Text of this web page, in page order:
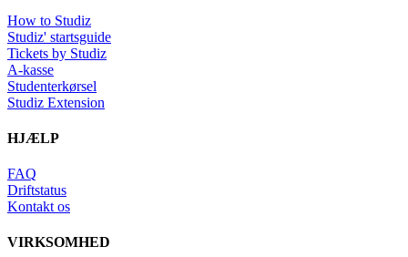
How to Studiz
Studiz' startsguide
Tickets by Studiz
A-kasse
Studenterkørsel
Studiz Extension
HJÆLP
FAQ
Driftstatus
Kontakt os
VIRKSOMHED